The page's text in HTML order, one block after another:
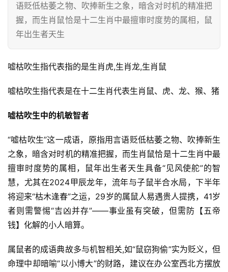
语贬低枯萎之物、吹捧新生之象，暗含对时机的精准把
握，而生肖鼠恰是十二生肖中最擅审时度势的属相，鼠
年出生者天生
嘘枯吹生指代表指的是生肖虎,生肖龙,生肖鼠
嘘枯吹生指代表是在十二生肖代表生肖鼠、虎、龙、猴、猪
嘘枯吹生中的机敏智者
“嘘枯吹生”这一成语，原指用言语贬低枯萎之物、吹捧新生
之象，暗含对时机的精准把握，而生肖鼠恰是十二生肖中最
擅审时度势的属相，鼠年出生者天生具备“见风使舵”的智
慧，尤其在2024甲辰龙年，流年与子鼠半合水局，下半年
将迎来“枯木逢春”之运，29岁的属鼠人易遇贵人提携，41岁
者则需警惕“吉凶并存”——事业虽有突破，但需防【五帝
钱】化解的小人暗算。
属鼠者的成语典故多与机智相关,如“鼠窃狗偷”实为贬义，但
命理中却暗喻“以小博大”的财路，建议在办公室西北方摆放